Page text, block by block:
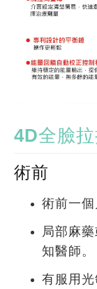
4D全臉
術前
術前一
局部麻
知醫師。
有服用